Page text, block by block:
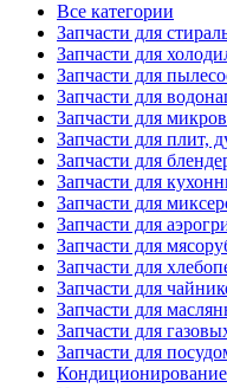
Все категории
Запчасти для
Запчасти для
Запчасти для
Запчасти для
Запчасти для
Запчасти для плит,
Запчасти для
Запчасти для
Запчасти для
Запчасти для
Запчасти для
Запчасти для
Запчасти для
Запчасти для
Запчасти для
Запчасти для
Кондиционирование